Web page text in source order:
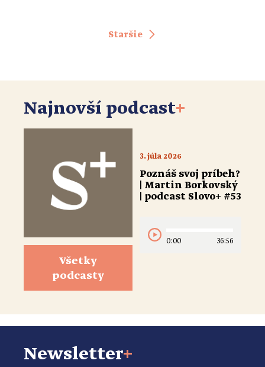
Ale hlavne som premýšľal, […]
Staršie
Najnovší podcast+
Všetky
podcasty
3. júla 2026
Poznáš svoj príbeh?
| Martin Borkovský
| podcast Slovo+ #53
0:00 36:56
Newsletter+